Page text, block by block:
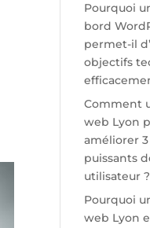
Pourquoi
bord
permet-il
objectifs
Comment
web Lyon
améliorer
puissants
utilisateur ?
Pourquoi
web Lyon